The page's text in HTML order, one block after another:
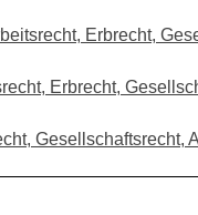
Erbrecht,
Erbrecht,
Gesellschaftsrecht,